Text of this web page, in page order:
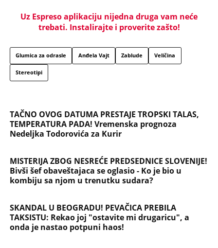
Uz Espreso aplikaciju nijedna druga vam neće
trebati. Instalirajte i proverite zašto!
Glumica za odrasle Anđela Vajt Zablude Veličina
Stereotipi
TAČNO OVOG DATUMA PRESTAJE TROPSKI TALAS,
TEMPERATURA PADA! Vremenska prognoza
Nedeljka Todorovića za Kurir
MISTERIJA ZBOG NESREĆE PREDSEDNICE SLOVENIJE!
Bivši šef obaveštajaca se oglasio - Ko je bio u
kombiju sa njom u trenutku sudara?
SKANDAL U BEOGRADU! PEVAČICA PREBILA
TAKSISTU: Rekao joj "ostavite mi drugaricu", a
onda je nastao potpuni haos!